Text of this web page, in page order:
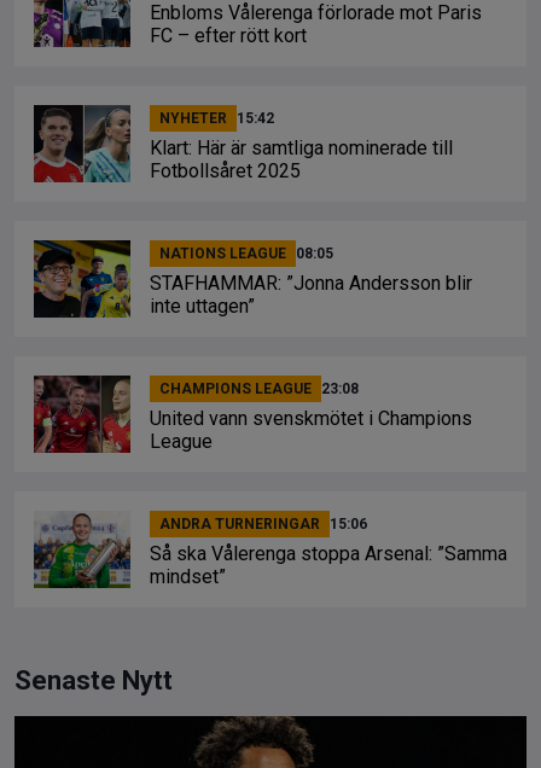
Enbloms Vålerenga förlorade mot Paris
FC – efter rött kort
NYHETER 15:42
Klart: Här är samtliga nominerade till
Fotbollsåret 2025
NATIONS LEAGUE 08:05
STAFHAMMAR: ”Jonna Andersson blir
inte uttagen”
CHAMPIONS LEAGUE 23:08
United vann svenskmötet i Champions
League
ANDRA TURNERINGAR 15:06
Så ska Vålerenga stoppa Arsenal: ”Samma
mindset”
Senaste Nytt